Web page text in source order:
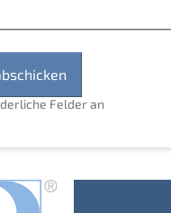
Felder an